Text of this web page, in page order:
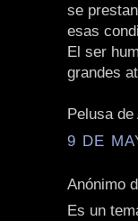
se
esas
El ser
grandes
Pelusa
9 DE
Anónimo
Es un